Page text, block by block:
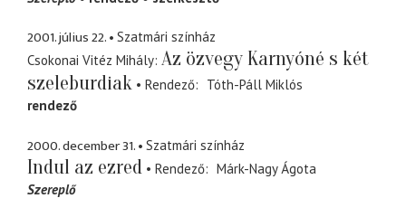
2001. július 22.
Szatmári színház
Csokonai Vitéz Mihály Az özvegy Karnyóné s két
szeleburdiak
Rendező
Tóth-Páll Miklós
rendező
2000. december 31. Szatmári színház
Indul az ezred Rendező
Márk-Nagy Ágota
Szereplő